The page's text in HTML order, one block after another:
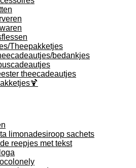
Theepakketjes
bedankjes
theecadeautjes
limonadesiroop sachets
reepjes met tekst